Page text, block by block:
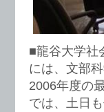
■龍谷大学社
には、文部
2006年度の
では、土日